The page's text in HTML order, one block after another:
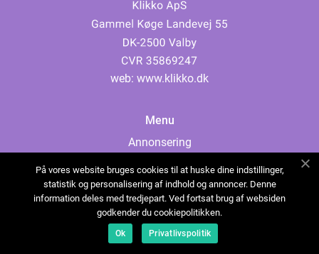
web: www.klikko.dk
Menu
Annonsering
Cookies
Kontakta oss
Sitemap
På vores website bruges cookies til at huske dine indstillinger,
statistik og personalisering af indhold og annoncer. Denne
information deles med tredjepart. Ved fortsat brug af websiden
godkender du cookiepolitikken.
Ok Privatlivspolitik